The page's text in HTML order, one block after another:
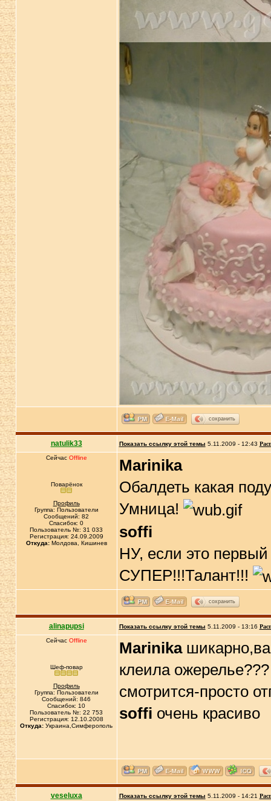
сохранить
natulik33 Показать ссылку этой темы 5.11.2009 - 12:43
Сейчас Offline
Поварёнок
Профиль
Группа: Пользователи
Сообщений: 82
Спасибок: 0
Пользователь №: 31 033
Регистрация: 24.09.2009
Откуда:Молдова, Кишинев
Marinika
Обалдеть какая
Умница!
soffi
НУ, если это
СУПЕР!!!Талант!!!
сохранить
alinapupsi Показать ссылку этой темы 5.11.2009 - 13:16
Сейчас Offline
Шеф-повар
Профиль
Группа: Пользователи
Сообщений: 846
Спасибок: 10
Пользователь №: 22 753
Регистрация: 12.10.2008
Откуда: Украина,Симферополь
Marinika
клеила ожерелье???
смотрится-просто
soffi очень красиво
veseluxa Показать ссылку этой темы 5.11.2009 - 14:21